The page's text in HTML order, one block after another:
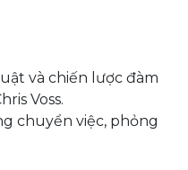
và chiến lược đàm
Voss.
chuyển việc, phỏng